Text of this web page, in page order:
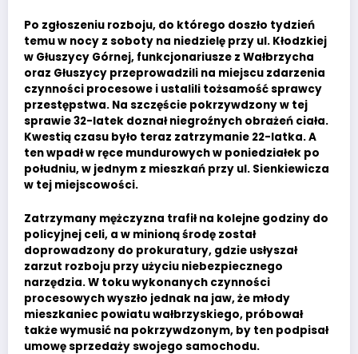
Po zgłoszeniu rozboju, do którego doszło tydzień
temu w nocy z soboty na niedzielę przy ul. Kłodzkiej
w Głuszycy Górnej, funkcjonariusze z Wałbrzycha
oraz Głuszycy przeprowadzili na miejscu zdarzenia
czynności procesowe i ustalili tożsamość sprawcy
przestępstwa. Na szczęście pokrzywdzony w tej
sprawie 32-latek doznał niegroźnych obrażeń ciała.
Kwestią czasu było teraz zatrzymanie 22-latka. A
ten wpadł w ręce mundurowych w poniedziałek po
południu, w jednym z mieszkań przy ul. Sienkiewicza
w tej miejscowości.
Zatrzymany mężczyzna trafił na kolejne godziny do
policyjnej celi, a w minioną środę został
doprowadzony do prokuratury, gdzie usłyszał
zarzut rozboju przy użyciu niebezpiecznego
narzędzia. W toku wykonanych czynności
procesowych wyszło jednak na jaw, że młody
mieszkaniec powiatu wałbrzyskiego, próbował
także wymusić na pokrzywdzonym, by ten podpisał
umowę sprzedaży swojego samochodu.